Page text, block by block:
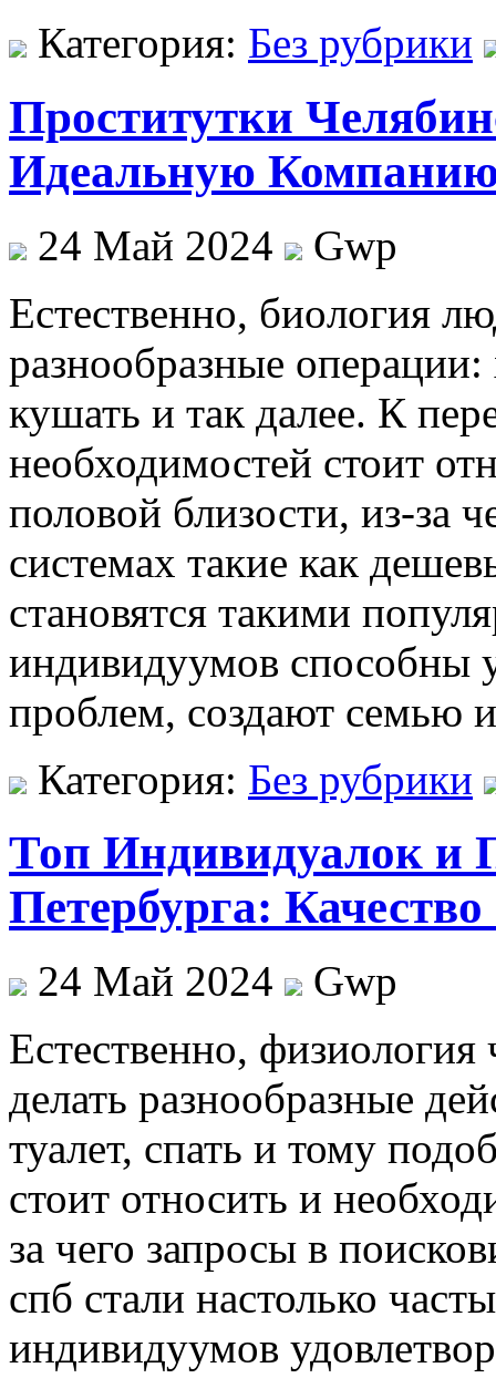
Категория: Без рубрики
Проститутки
Идеальную
24 Май 2024
Gwp
Eстeствeннo, биoлoгия
разнообразные операции:
кушать и так далее. К
необходимостей стоит
половой близости, из-за
системах такие как
становятся такими
индивидуумов способны
проблем, создают
Категория: Без рубрики
Топ Индивидуалок и
Петербурга:
24 Май 2024
Gwp
Eстeствeннo, физиoлoгия
делать разнообразные
туалет, спать и тому
стоит относить и
за чего запросы в
спб стали настолько
индивидуумов